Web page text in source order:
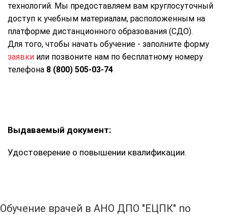
Выдаваемый документ:
Удостоверение о повышении квалификации.
технологий. Мы предоставляем вам круглосуточный
доступ к учебным материалам, расположенным на
платформе дистанционного образования (СДО).
Для того, чтобы начать обучение - заполните форму
заявки или позвоните нам по бесплатному номеру
телефона 8 (800) 505-03-74
Обучение врачей в АНО ДПО "ЕЦПК" по